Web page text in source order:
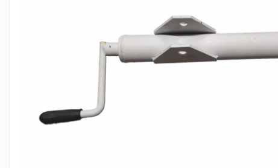
STATII DE BETOANE LIEBHERR
STATII DE BETOANE STETTER